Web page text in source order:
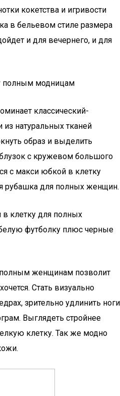
кокетства и игривости
в бельевом стиле размера
и для вечернего, и для
полным модницам
классический-
натуральных тканей
образ и выделить
с кружевом большого
с макси юбкой в клетку
рубашка для полных женщин.
клетку для полных
футболку плюс черные
женщинам позволит
Стать визуально
зрительно удлинить ноги
Выглядеть стройнее
клетку. Так же модно